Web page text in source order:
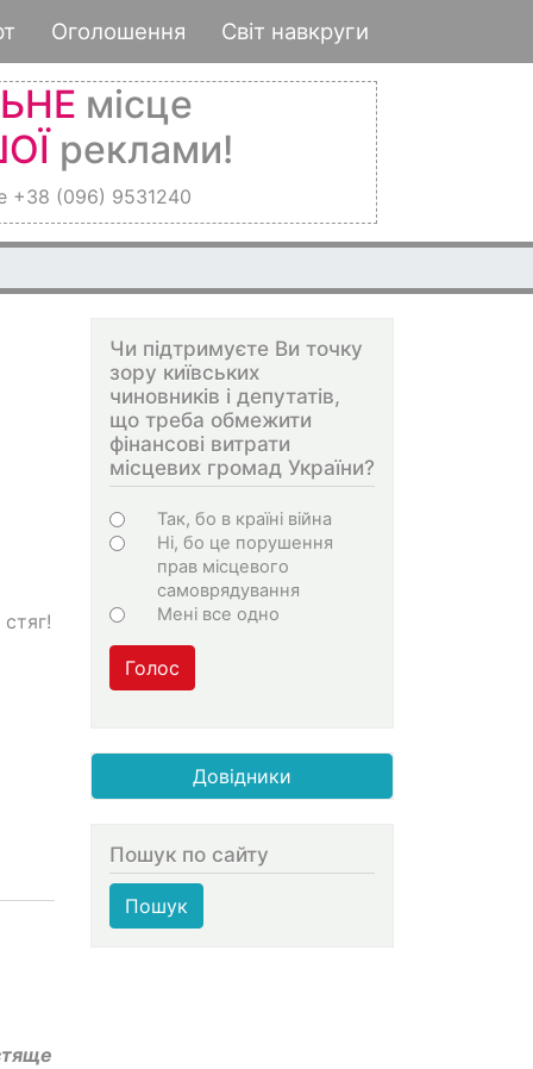
Оголошення Світ навкруги
місце
реклами!
+38 (096) 9531240
Чи підтримуєте Ви точку
зору київських
чиновників і депутатів,
що треба обмежити
фінансові витрати
місцевих громад України?
Choices
Так, бо в країні війна
Ні, бо це порушення
прав місцевого
самоврядування
Мені все одно
Голос
Довідники
Пошук по сайту
Пошук